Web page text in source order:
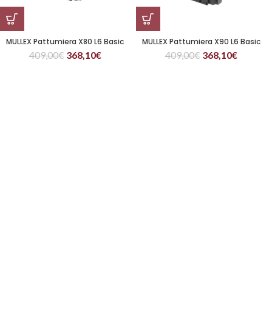
MULLEX Pattumiera X80 L6 Basic
409,00€ 368,10€
MULLEX Pattumiera X90 L6 Basic
409,00€ 368,10€